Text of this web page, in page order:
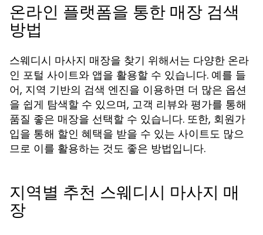
온라인 플랫폼을 통한 매장 검색
방법
스웨디시 마사지 매장을 찾기 위해서는 다양한 온라
인 포털 사이트와 앱을 활용할 수 있습니다. 예를 들
어, 지역 기반의 검색 엔진을 이용하면 더 많은 옵션
을 쉽게 탐색할 수 있으며, 고객 리뷰와 평가를 통해
품질 좋은 매장을 선택할 수 있습니다. 또한, 회원가
입을 통해 할인 혜택을 받을 수 있는 사이트도 많으
므로 이를 활용하는 것도 좋은 방법입니다.
지역별 추천 스웨디시 마사지 매
장